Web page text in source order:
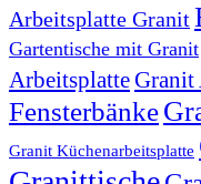
Arbeitsplatte Granit
Gartentische mit Granit
ArbeitsplatteGranit
Fensterbänke
Granit Küchenarbeitsplatte